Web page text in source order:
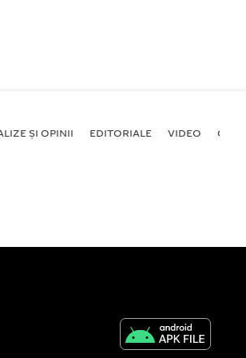
ȘI OPINII EDITORIALE VIDEO